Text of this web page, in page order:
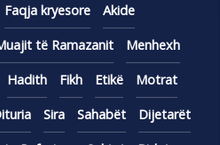
Faqja kryesore Akide
të Ramazanit Menhexh
Hadith Fikh Etikë Motrat
Sira Sahabët Dijetarët